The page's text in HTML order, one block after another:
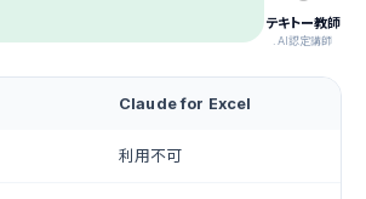
テキトー教師
.AI認定講師
Claude for Excel
利用不可